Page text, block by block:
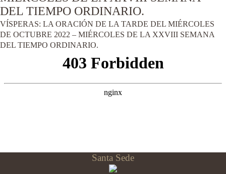
DEL TIEMPO ORDINARIO.
VÍSPERAS: LA ORACIÓN DE LA TARDE DEL MIÉRCOLES
DE OCTUBRE 2022 – MIÉRCOLES DE LA XXVIII SEMANA
DEL TIEMPO ORDINARIO.
Santa Sede